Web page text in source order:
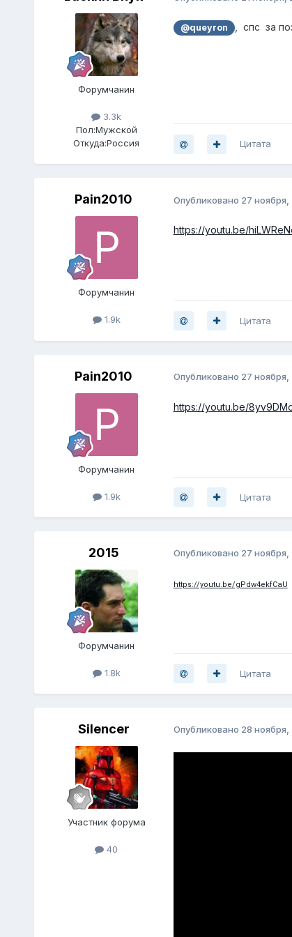
Форумчанин
3.3k
Пол:Мужской
Откуда:Россия
@queyron , спс за
Цитата
Pain2010
Форумчанин
1.9k
Опубликовано 27 ноября,
https://youtu.be/
Цитата
Pain2010
Форумчанин
1.9k
Опубликовано 27 ноября,
https://youtu.be/
Цитата
2015
Форумчанин
1.8k
Опубликовано 27 ноября,
https://youtu.be/gPdw4ekfCaU
Цитата
Silencer
Участник форума
40
Опубликовано 28 ноября,